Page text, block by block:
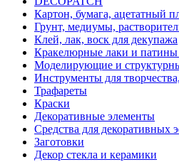
Картон, бумага, ацетатный
Грунт, медиумы,
Клей, лак, воск для декупажа
Кракелюрные лаки и патины
Моделирующие и
Инструменты для
Трафареты
Краски
Декоративные элементы
Средства для декоративных
Заготовки
Декор стекла и керамики